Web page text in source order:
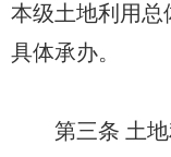
本级土地利用总
具体承办。
第三条 土地